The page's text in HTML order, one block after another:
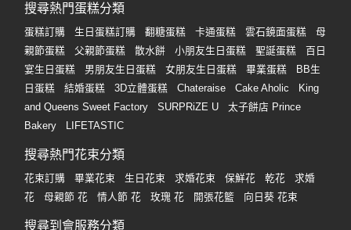
搜尋熱門蛋糕分類
蛋糕訂購 生日蛋糕訂購 翻糖蛋糕 卡通蛋糕 雲石鏡面蛋糕
母
親節蛋糕
父親節蛋糕 散水餅 小朋友生日蛋糕 聖誕蛋糕
百日
宴生日蛋糕
男朋友生日蛋糕 女朋友生日蛋糕 畢業蛋糕
BB生
日蛋糕
結婚蛋糕 3D立體蛋糕 Chateraise Cake Aholic
King
and Queens Sweet Factory
SURPRiZE U
太子餅店 Prince
Bakery
LIFETASTIC
搜尋熱門花束分類
花束訂購 畢業花束 生日花束 求婚花束 保鮮花 乾花
求婚
花
母親節 花 情人節 花 玫瑰 花 開張花籃 向日葵 花束
搜尋到會服務分類